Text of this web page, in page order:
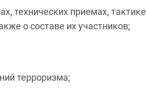
технических приемах, тактике
о составе их участников;
терроризма;